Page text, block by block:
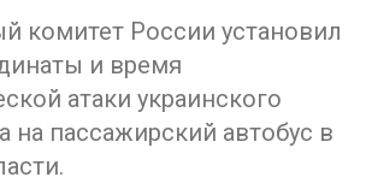
комитет России установил
и время
атаки украинского
на пассажирский автобус в